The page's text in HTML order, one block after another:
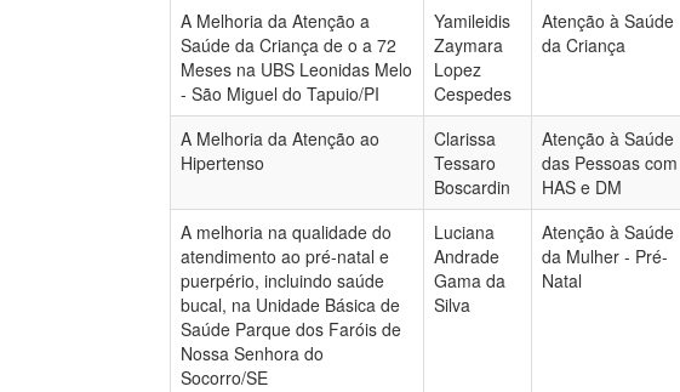
A Melhoria da Atenção a
Saúde da Criança de o a 72
Meses na UBS Leonidas Melo
- São Miguel do Tapuio/PI
Yamileidis
Zaymara
Lopez
Cespedes
Atenção à Saúde
da Criança
A Melhoria da Atenção ao
Hipertenso
Clarissa
Tessaro
Boscardin
Atenção à Saúde
das Pessoas com
HAS e DM
A melhoria na qualidade do
atendimento ao pré-natal e
puerpério, incluindo saúde
bucal, na Unidade Básica de
Saúde Parque dos Faróis de
Nossa Senhora do
Socorro/SE
Luciana
Andrade
Gama da
Silva
Atenção à Saúde
da Mulher - Pré-
Natal